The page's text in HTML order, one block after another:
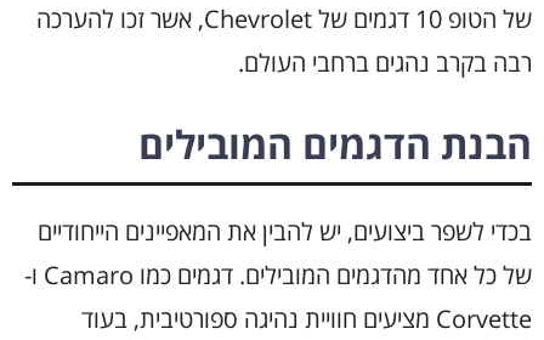
של הטופ 10 דגמים של Chevrolet, אשר זכו להערכה
רבה בקרב נהגים ברחבי העולם.
הבנת הדגמים המובילים
בכדי לשפר ביצועים, יש להבין את המאפיינים הייחודיים
של כל אחד מהדגמים המובילים. דגמים כמו Camaro ו-
Corvette מציעים חוויית נהיגה ספורטיבית, בעוד